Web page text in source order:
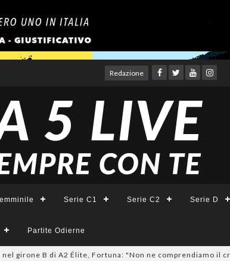
Redazione
Serie C1 Serie C2 Serie D
Partite Odierne
B di A2 Élite, Fortuna: "Non ne comprendiamo il